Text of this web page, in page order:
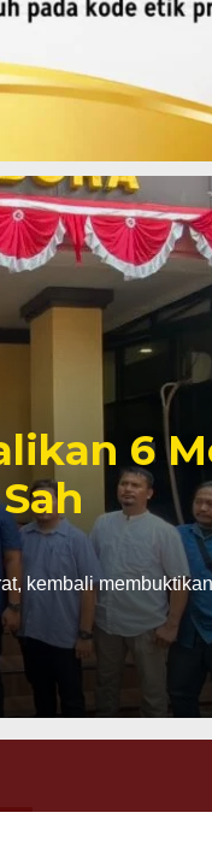
91,65
Diburu
jaringan tambang